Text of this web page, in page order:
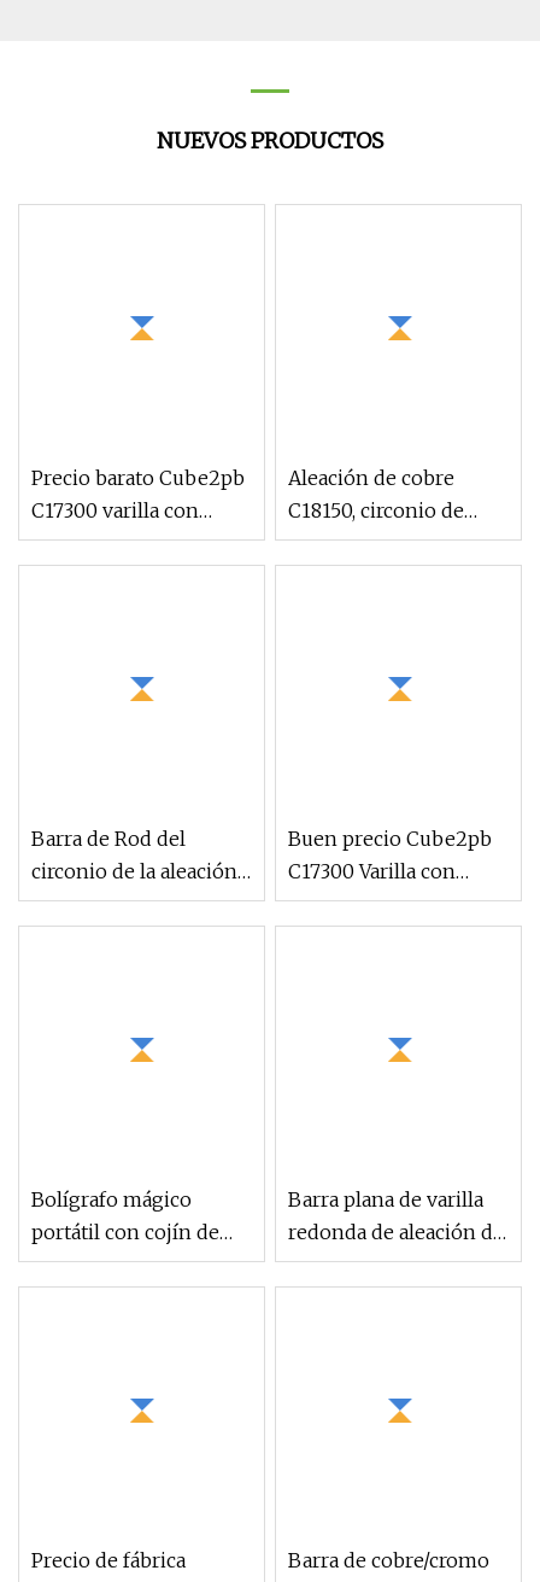
NUEVOS PRODUCTOS
Precio barato Cube2pb
C17300 varilla con
plomo berilio cromo
Aleación de cobre
C18150, circonio de
cobre, cromo y circonio
Barra de Rod del
circonio de la aleación
del metal del circonio
Buen precio Cube2pb
C17300 Varilla con
plomo berilio cromo
Bolígrafo mágico
portátil con cojín de
aire, espejo holográfico
Barra plana de varilla
redonda de aleación de
cobre, cromo, circonio,
Precio de fábrica
Barra de cobre/cromo